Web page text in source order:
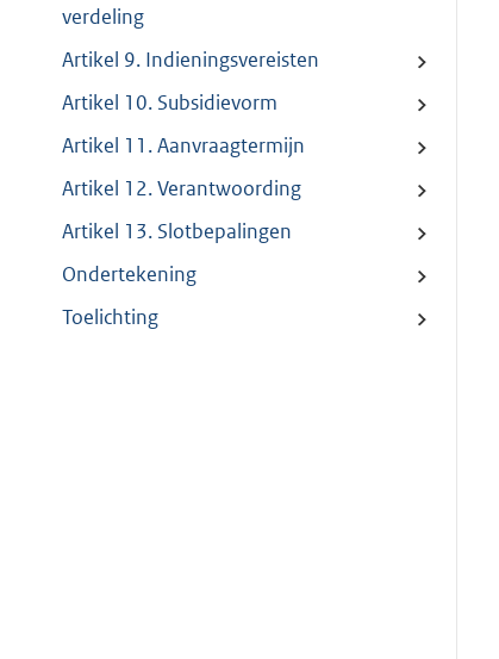
verdeling
Artikel 9. Indieningsvereisten
Artikel 10. Subsidievorm
Artikel 11. Aanvraagtermijn
Artikel 12. Verantwoording
Artikel 13. Slotbepalingen
Ondertekening
Toelichting